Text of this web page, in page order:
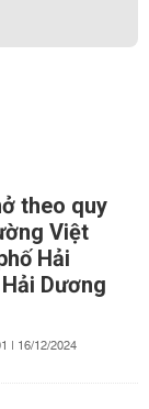
theo quy
Việt
Hải
Dương
| 16/12/2024